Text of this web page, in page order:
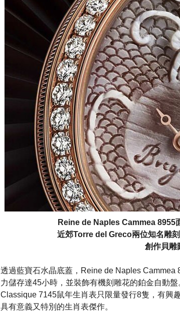
Reine de Naples Cammea 8955
近郊Torre del Greco兩位知名雕
創作貝雕
透過藍寶石水晶底蓋，Reine de Naples
力儲存達45小時，並裝飾有機刻雕花的鉑金自動
Classique 7145鼠年生肖表只限量發行8隻，有興
具有意義又特別的生肖表傑作。